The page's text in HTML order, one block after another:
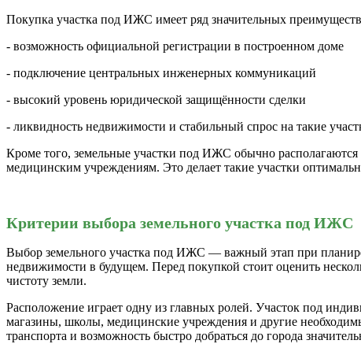
Покупка участка под ИЖС имеет ряд значительных
- возможность официальной регистрации в построенном доме
- подключение центральных инженерных коммуникаций
- высокий уровень юридической защищённости сделки
- ликвидность недвижимости и стабильный спрос на такие
Кроме того, земельные участки под ИЖС обычно
медицинским учреждениям. Это делает такие участки
Критерии выбора земельного участка под ИЖС
Выбор земельного участка под ИЖС — важный этап при
недвижимости в будущем. Перед покупкой стоит оценить
чистоту земли.
Расположение играет одну из главных ролей. Участок под
магазины, школы, медицинские учреждения и другие
транспорта и возможность быстро добраться до города